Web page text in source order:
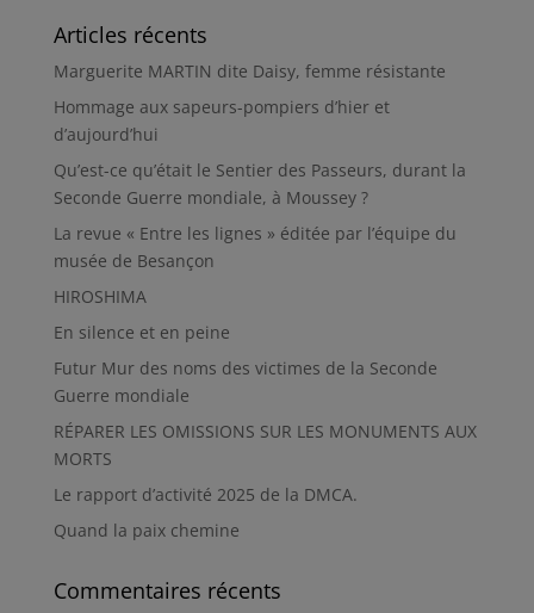
Articles récents
Marguerite MARTIN dite Daisy, femme résistante
Hommage aux sapeurs-pompiers d’hier et
d’aujourd’hui
Qu’est-ce qu’était le Sentier des Passeurs, durant la
Seconde Guerre mondiale, à Moussey ?
La revue « Entre les lignes » éditée par l’équipe du
musée de Besançon
HIROSHIMA
En silence et en peine
Futur Mur des noms des victimes de la Seconde
Guerre mondiale
RÉPARER LES OMISSIONS SUR LES MONUMENTS AUX
MORTS
Le rapport d’activité 2025 de la DMCA.
Quand la paix chemine
Commentaires récents